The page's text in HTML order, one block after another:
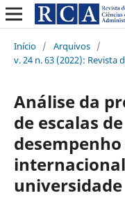
Início / Arquivos /
v. 24 n. 63 (2022): Revista
Análise da
de escalas
desempenho
universidade